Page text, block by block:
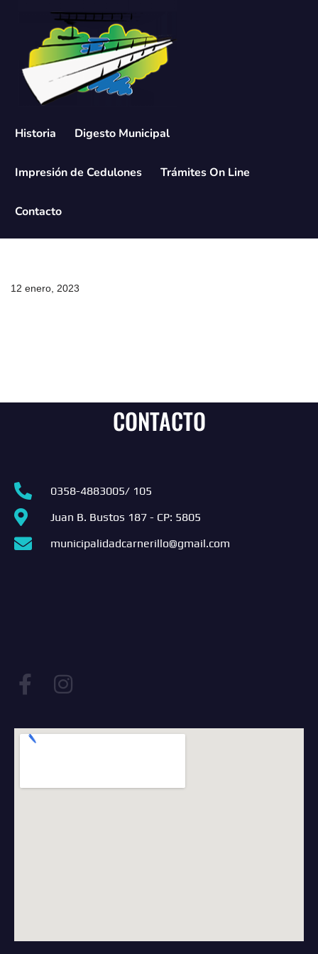
contenido
Historia Digesto Municipal
Impresión de Cedulones Trámites On Line
Contacto
12 enero, 2023
CONTACTO
0358-4883005/ 105
Juan B. Bustos 187 - CP: 5805
municipalidadcarnerillo@gmail.com